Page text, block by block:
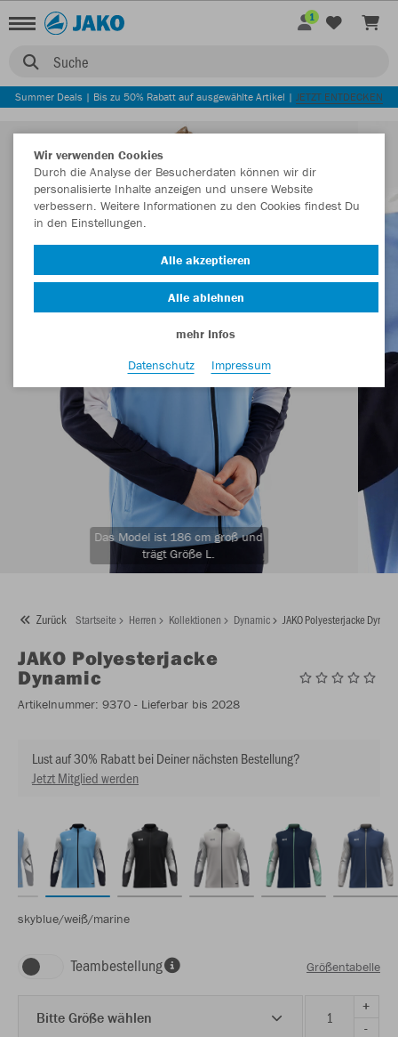
Suche
1
Summer Deals | Bis zu 50% Rabatt auf ausgewählte Artikel | JETZT ENTDECKEN
Das Model ist 186 cm groß und
trägt Größe L.
Zurück Startseite Herren Kollektionen Dynamic JAKO Polyesterjacke
JAKO Polyesterjacke
Dynamic
Artikelnummer: 9370 - Lieferbar bis 2028
Lust auf 30% Rabatt bei Deiner nächsten Bestellung?
Jetzt Mitglied werden
skyblue/weiß/marine
Teambestellung Größentabelle
Bitte Größe wählen
+
-
Wir verwenden Cookies
Durch die Analyse der Besucherdaten können wir dir
personalisierte Inhalte anzeigen und unsere Website
verbessern. Weitere Informationen zu den Cookies findest Du
in den Einstellungen.
Alle akzeptieren
Alle ablehnen
mehr Infos
Datenschutz
Impressum